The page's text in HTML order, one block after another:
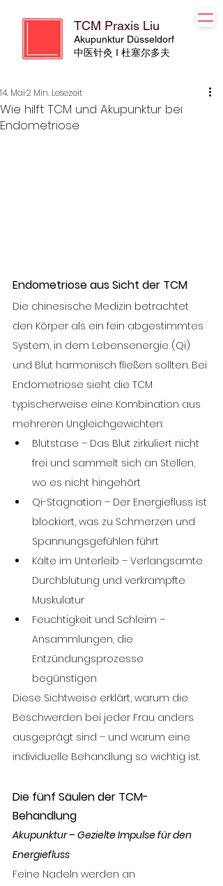
TCM Praxis Liu
Akupunktur Düsseldorf
​​中医针灸 I 杜塞尔多夫
Wie hilft TCM und Akupunktur bei
Endometriose
14. Mai2 Min. Lesezeit
Endometriose aus Sicht der TCM
Die chinesische Medizin betrachtet
den Körper als ein fein abgestimmtes
System, in dem Lebensenergie (Qi)
und Blut harmonisch fließen sollten. Bei
Endometriose sieht die TCM
typischerweise eine Kombination aus
mehreren Ungleichgewichten:
Blutstase – Das Blut zirkuliert nicht
frei und sammelt sich an Stellen,
wo es nicht hingehört
Qi-Stagnation – Der Energiefluss ist
blockiert, was zu Schmerzen und
Spannungsgefühlen führt
Kälte im Unterleib – Verlangsamte
Durchblutung und verkrampfte
Muskulatur
Feuchtigkeit und Schleim –
Ansammlungen, die
Entzündungsprozesse
begünstigen
Diese Sichtweise erklärt, warum die
Beschwerden bei jeder Frau anders
ausgeprägt sind – und warum eine
individuelle Behandlung so wichtig ist.
Die fünf Säulen der TCM-
Behandlung
Akupunktur – Gezielte Impulse für den
Energiefluss
Feine Nadeln werden an